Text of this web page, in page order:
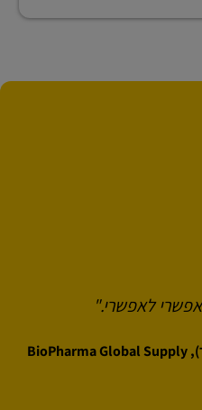
לאפשרי."
טניה אלקורן, סגנית נשיא (לשעבר), BioPharma Global Supply